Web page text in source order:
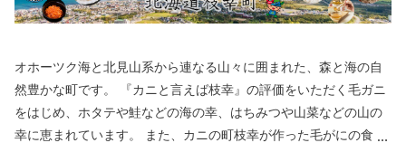
オホーツク海と北見山系から連なる山々に囲まれた、森と海の自
然豊かな町です。 『カニと言えば枝幸』の評価をいただく毛ガニ
をはじめ、ホタテや鮭などの海の幸、はちみつや山菜などの山の
幸に恵まれています。 また、カニの町枝幸が作った毛がにの食べ